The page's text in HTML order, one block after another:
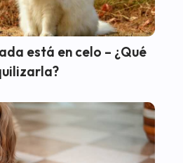
está en celo – ¿Qué